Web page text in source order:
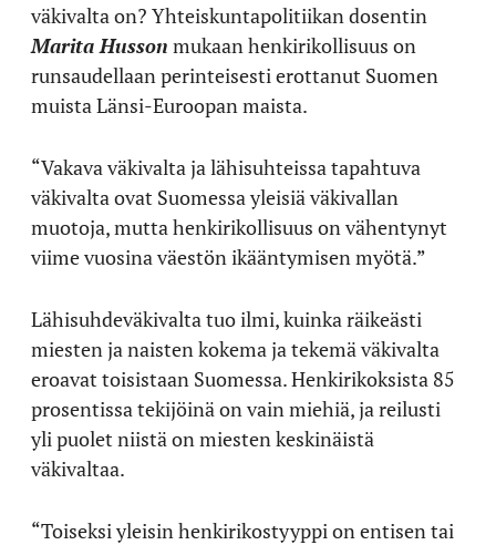
väkivalta on? Yhteiskuntapolitiikan dosentin
Marita Husson mukaan henkirikollisuus on
runsaudellaan perinteisesti erottanut Suomen
muista Länsi-Euroopan maista.
“Vakava väkivalta ja lähisuhteissa tapahtuva
väkivalta ovat Suomessa yleisiä väkivallan
muotoja, mutta henkirikollisuus on vähentynyt
viime vuosina väestön ikääntymisen myötä.”
Lähisuhdeväkivalta tuo ilmi, kuinka räikeästi
miesten ja naisten kokema ja tekemä väkivalta
eroavat toisistaan Suomessa. Henkirikoksista 85
prosentissa tekijöinä on vain miehiä, ja reilusti
yli puolet niistä on miesten keskinäistä
väkivaltaa.
“Toiseksi yleisin henkirikostyyppi on entisen tai